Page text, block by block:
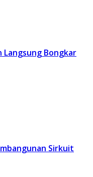
Langsung Bongkar
Sirkuit